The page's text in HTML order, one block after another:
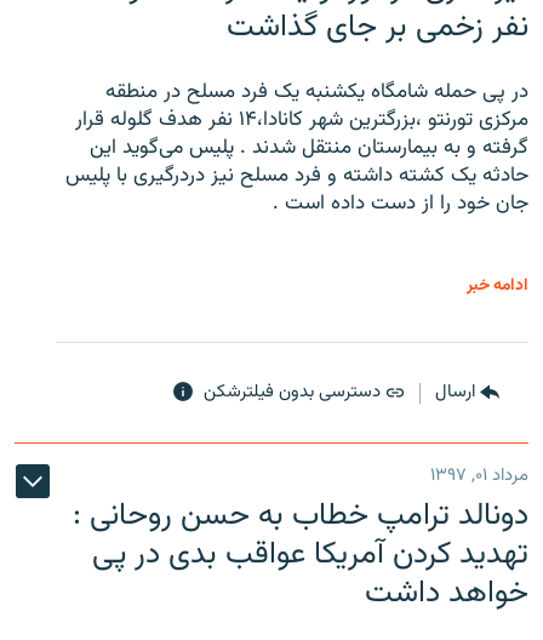
نفر زخمی بر جای گذاشت
در پی حمله شامگاه یکشنبه یک فرد مسلح در منطقه
مرکزی تورنتو ،‌بزرگترین شهر کانادا،۱۴ نفر هدف گلوله قرار
گرفته و به بیمارستان منتقل شدند . پلیس می‌گوید این
حادثه یک کشته داشته و فرد مسلح نیز دردرگیری با پلیس
جان خود را از دست داده است .
ادامه خبر
ارسال دسترسی بدون فیلترشکن
مرداد ۰۱, ۱۳۹۷
دونالد ترامپ خطاب به حسن روحانی :
تهدید کردن آمریکا عواقب بدی در پی
خواهد داشت